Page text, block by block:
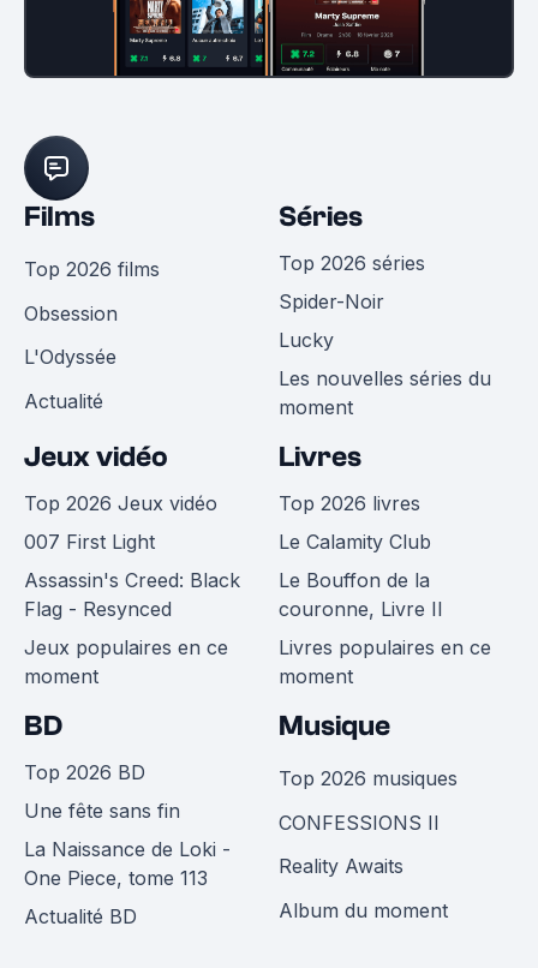
Films
Top 2026 films
Obsession
L'Odyssée
Actualité
Séries
Top 2026 séries
Spider-Noir
Lucky
Les nouvelles séries du
moment
Jeux vidéo
Top 2026 Jeux vidéo
007 First Light
Assassin's Creed: Black
Flag - Resynced
Jeux populaires en ce
moment
Livres
Top 2026 livres
Le Calamity Club
Le Bouffon de la
couronne, Livre II
Livres populaires en ce
moment
BD
Top 2026 BD
Une fête sans fin
La Naissance de Loki -
One Piece, tome 113
Actualité BD
Musique
Top 2026 musiques
CONFESSIONS II
Reality Awaits
Album du moment